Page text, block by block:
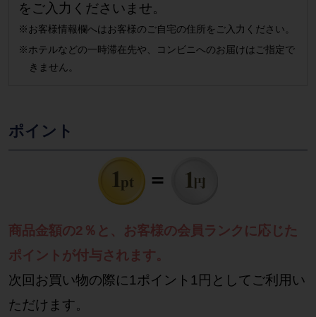
をご入力くださいませ。
※お客様情報欄へはお客様のご自宅の住所をご入力ください。
※ホテルなどの一時滞在先や、コンビニへのお届けはご指定で
きません。
ポイント
商品金額の2％と、お客様の会員ランクに応じた
ポイントが付与されます。
次回お買い物の際に1ポイント1円としてご利用い
ただけます。